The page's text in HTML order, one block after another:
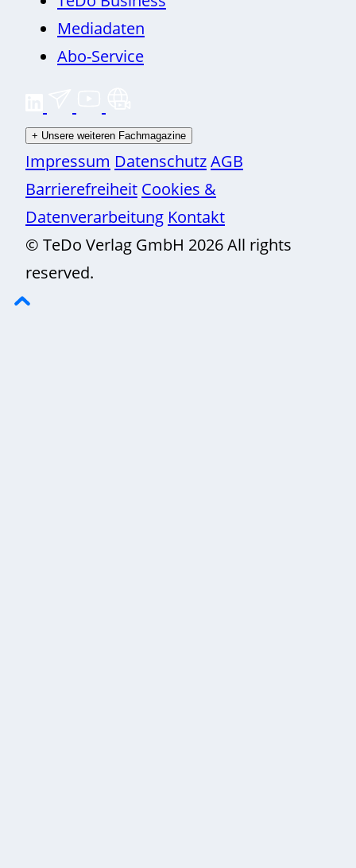
Mediadaten
Abo-Service
+ Unsere weiteren Fachmagazine
Impressum DatenschutzAGB
Barrierefreiheit Cookies &
Datenverarbeitung Kontakt
© TeDo Verlag GmbH 2026 All rights
reserved.